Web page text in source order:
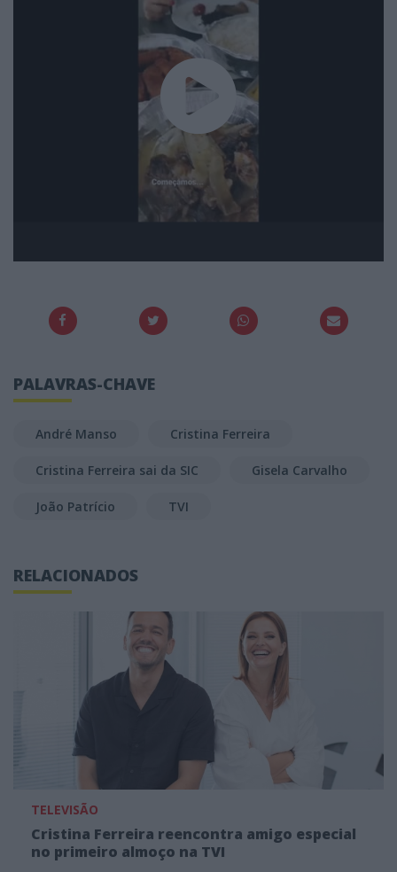
PALAVRAS-CHAVE
André Manso Cristina Ferreira
Cristina Ferreira sai da SIC Gisela Carvalho
João Patrício TVI
RELACIONADOS
TELEVISÃO
Cristina Ferreira reencontra amigo especial
no primeiro almoço na TVI